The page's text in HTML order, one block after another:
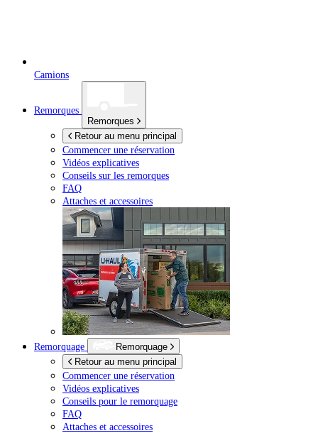
Camions
Remorques
Remorques
Retour au menu principal
Commencer une réservation
Vidéos explicatives
Conseils sur les remorques
FAQ
Attaches et accessoires
Remorquage
Remorquage
Retour au menu principal
Commencer une réservation
Vidéos explicatives
Conseils pour le remorquage
FAQ
Attaches et accessoires